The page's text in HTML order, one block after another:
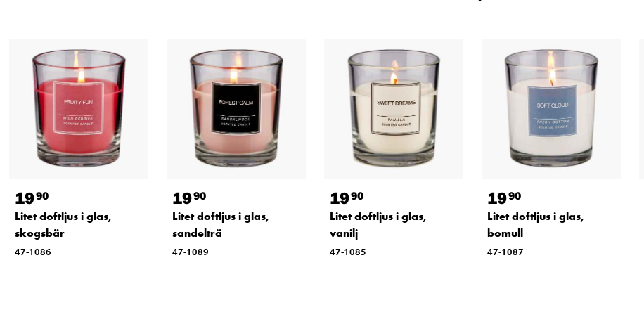
1990
Litet doftljus i glas,
skogsbär
47-1086
1990
Litet doftljus i glas,
sandelträ
47-1089
1990
Litet doftljus i glas,
vanilj
47-1085
1990
Litet doftljus i glas,
bomull
47-1087